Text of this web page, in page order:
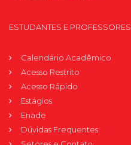
ESTUDANTES E PROFESSORES
Calendário Acadêmico
Acesso Restrito
Acesso Rápido
Estágios
Enade
Dúvidas Frequentes